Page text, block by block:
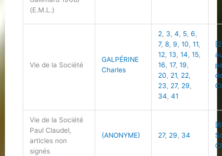
(E.M.L.)
Vie de la Société
GALPÉRINE
Charles
2, 3,4, 5,6,
7,8, 9,10,11,
12,13,14,15,
16,17,19,
20, 21, 22,
23, 27, 29,
34,41
Vie de la Société
Paul Claudel,
articles non
signés
(ANONYME) 27, 29, 34